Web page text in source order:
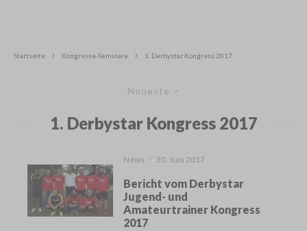
Startseite Kongresse-Seminare 1. Derbystar Kongress 2017
Neueste
1. Derbystar Kongress 2017
News · 30. Juni 2017
Bericht vom Derbystar
Jugend- und
Amateurtrainer Kongress
2017